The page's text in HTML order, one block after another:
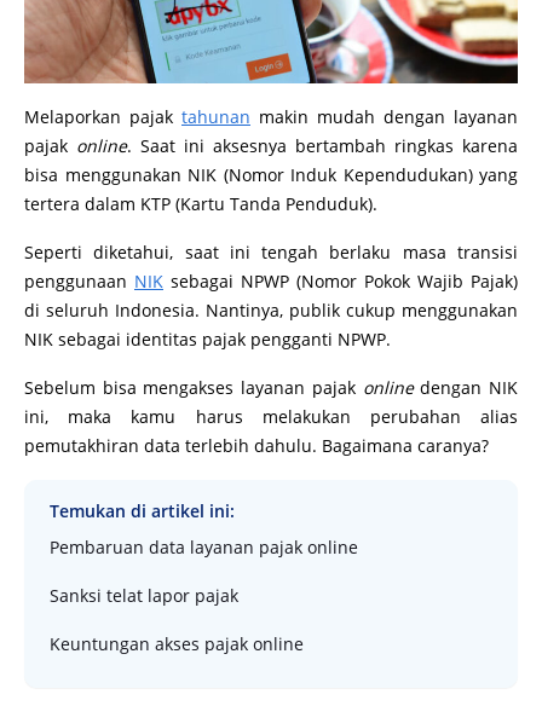
Melaporkan pajak tahunan makin mudah dengan layanan
pajak online. Saat ini aksesnya bertambah ringkas karena
bisa menggunakan NIK (Nomor Induk Kependudukan) yang
tertera dalam KTP (Kartu Tanda Penduduk).
Seperti diketahui, saat ini tengah berlaku masa transisi
penggunaan NIK sebagai NPWP (Nomor Pokok Wajib Pajak)
di seluruh Indonesia. Nantinya, publik cukup menggunakan
NIK sebagai identitas pajak pengganti NPWP.
Sebelum bisa mengakses layanan pajak onlinedengan NIK
ini, maka kamu harus melakukan perubahan alias
pemutakhiran data terlebih dahulu. Bagaimana caranya?
Temukan di artikel ini:
Pembaruan data layanan pajak online
Sanksi telat lapor pajak
Keuntungan akses pajak online